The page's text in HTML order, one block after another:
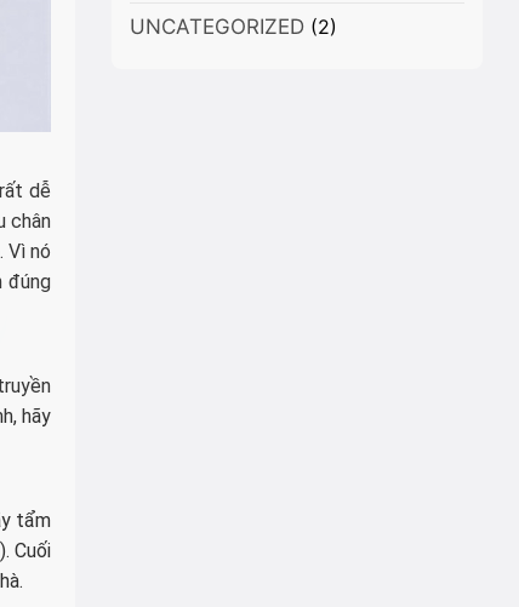
dễ
chân
Vì nó
đúng
hãy
tẩm
Cuối
tốt
đợi,
UNCATEGORIZED (2)